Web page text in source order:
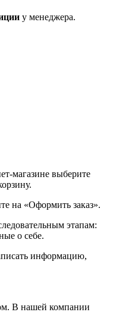
у менеджера.
магазине выберите
на «Оформить заказ».
этапам:
о себе.
информацию,
В нашей компании